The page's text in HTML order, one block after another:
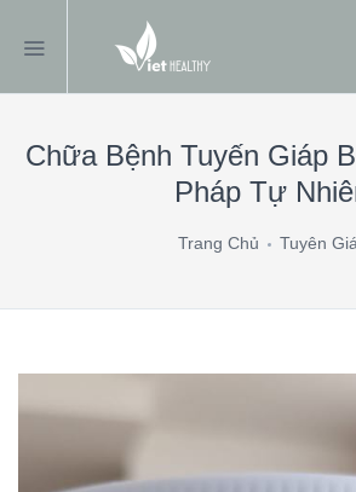
Chữa Bệnh Tuyến Giáp
Pháp Tự
Trang Chủ Tuyên